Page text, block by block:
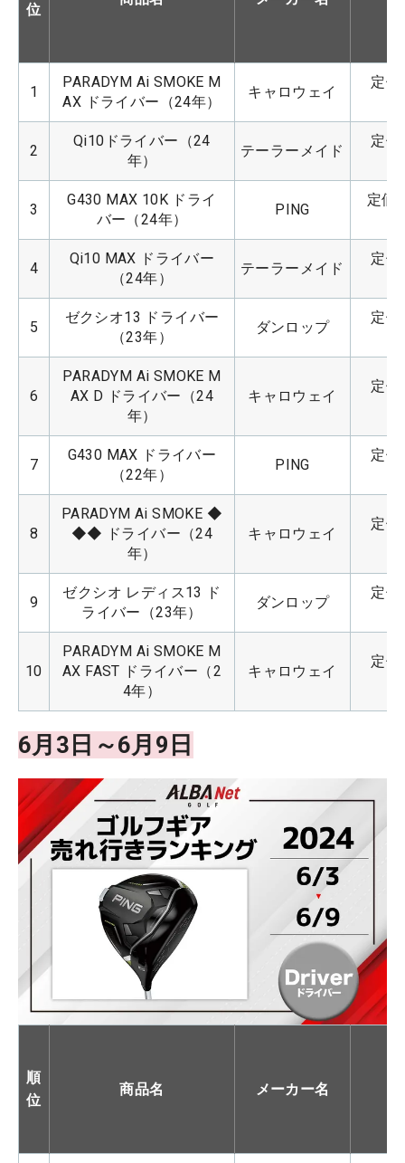
位
1
PARADYM Ai SMOKE M
AX ドライバー（24年）
キャロウェイ
定価
2
Qi10ドライバー（24
年）
テーラーメイド
定価
3
G430 MAX 10K ドライ
バー（24年）
PING
定価
4
Qi10 MAX ドライバー
（24年）
テーラーメイド
定価
5
ゼクシオ13 ドライバー
（23年）
ダンロップ
定価
6
PARADYM Ai SMOKE M
AX D ドライバー（24
年）
キャロウェイ
定価
7
G430 MAX ドライバー
（22年）
PING
定価
8
PARADYM Ai SMOKE ◆
◆◆ ドライバー（24
年）
キャロウェイ
定価
9
ゼクシオ レディス13 ド
ライバー（23年）
ダンロップ
定価
10
PARADYM Ai SMOKE M
AX FAST ドライバー（2
4年）
キャロウェイ
定価
6月3日～6月9日
順
位
商品名 メーカー名